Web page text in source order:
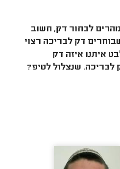
לבחור דק, חשוב
דק לבריכה רצוי
איתנו איזה דק
שנצלול לטיפ?